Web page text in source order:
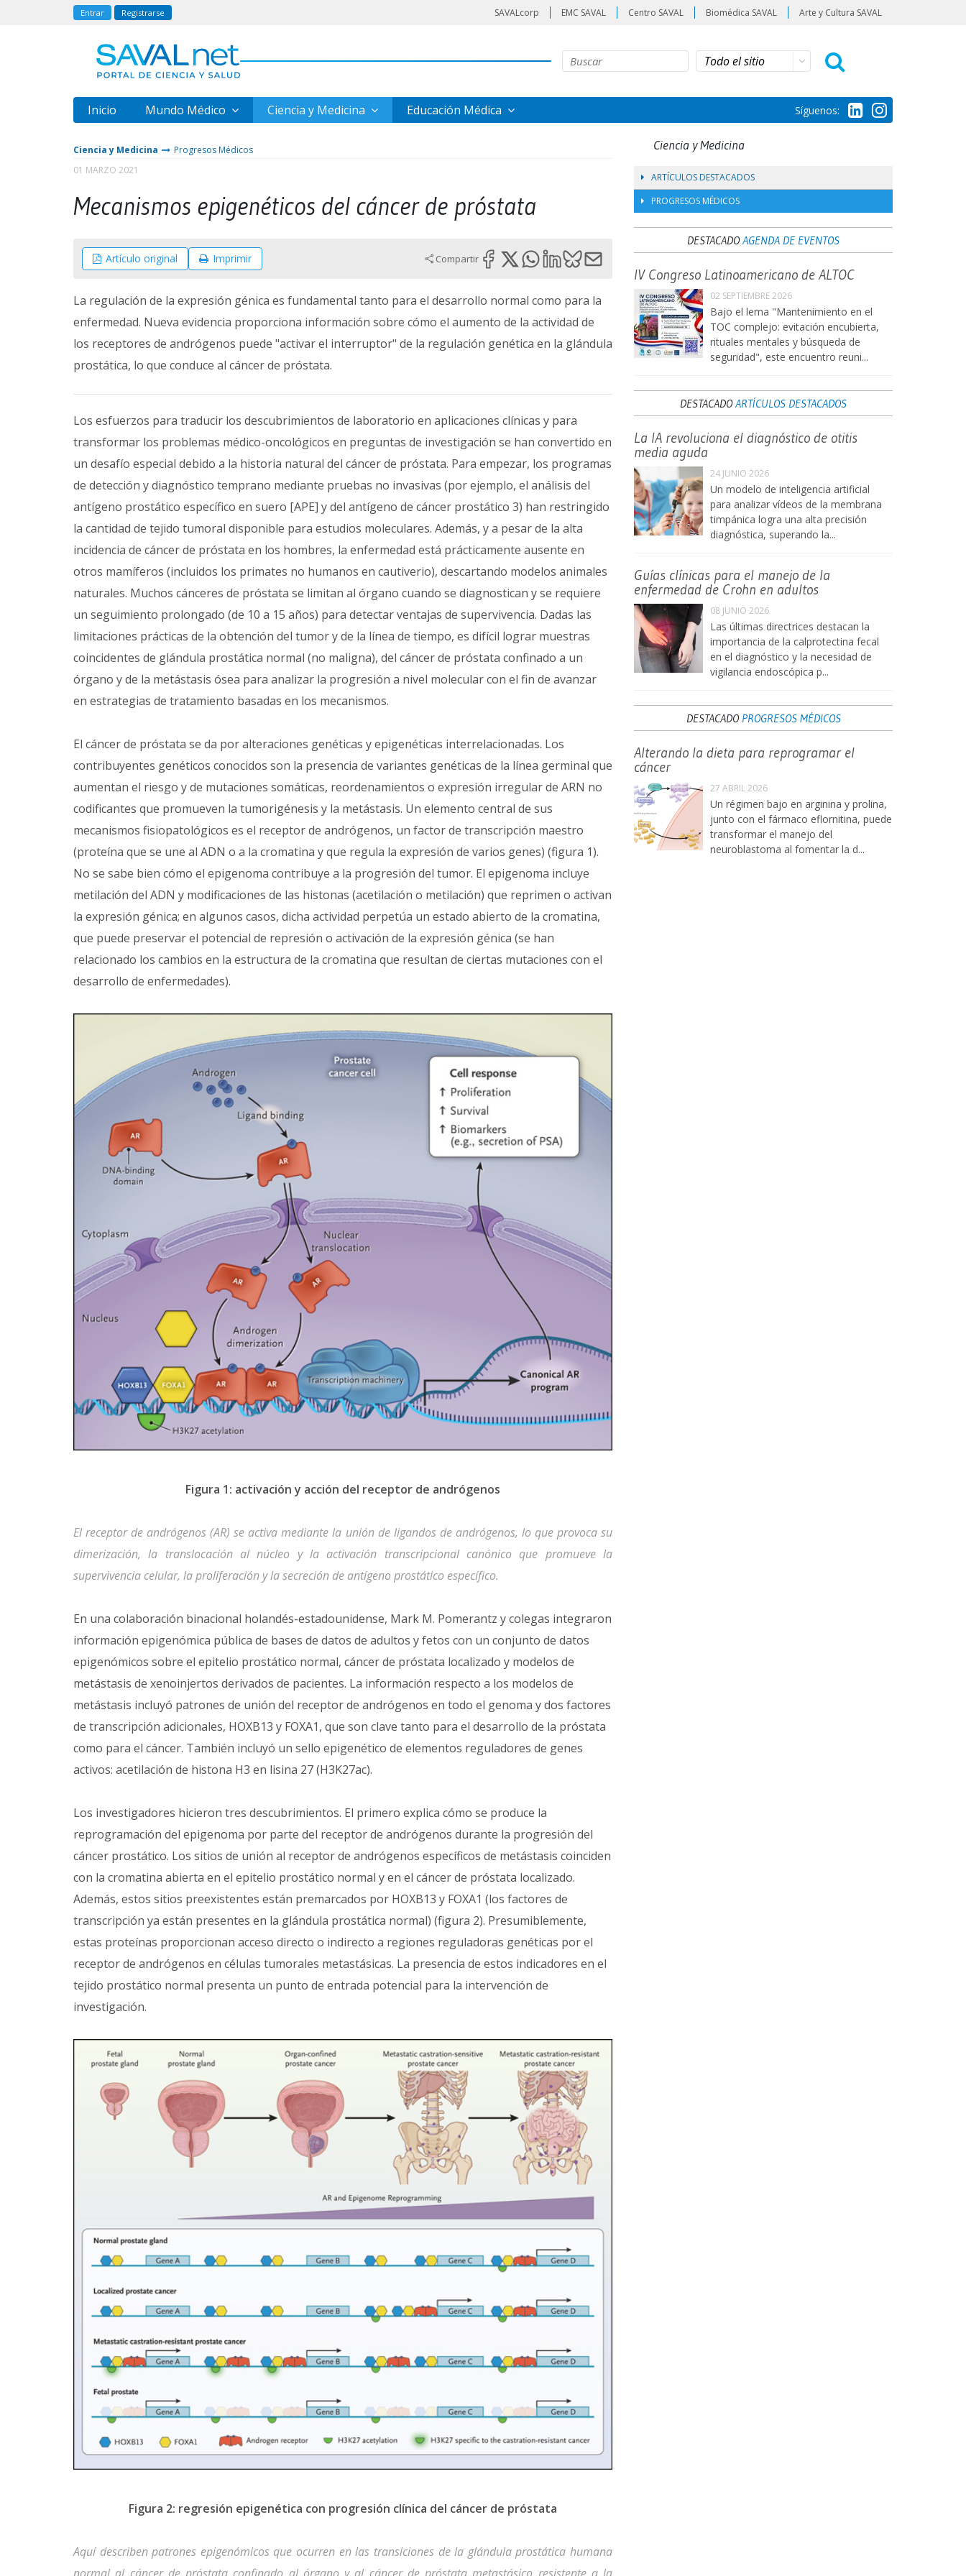
Entrar Registrarse SAVALcorp EMC SAVAL Centro SAVAL Biomédica SAVAL Arte y Cultura SAVAL
Inicio Mundo Médico Ciencia y Medicina Educación Médica Síguenos:
Ciencia y Medicina
Progresos Médicos
01 MARZO 2021
Mecanismos epigenéticos del cáncer de próstata
Artículo original Imprimir Compartir
La regulación de la expresión génica es fundamental tanto para el desarrollo normal como para la
enfermedad. Nueva evidencia proporciona información sobre cómo el aumento de la actividad de
los receptores de andrógenos puede "activar el interruptor" de la regulación genética en la glándula
prostática, lo que conduce al cáncer de próstata.
Los esfuerzos para traducir los descubrimientos de laboratorio en aplicaciones clínicas y para
transformar los problemas médico-oncológicos en preguntas de investigación se han convertido en
un desafío especial debido a la historia natural del cáncer de próstata. Para empezar, los programas
de detección y diagnóstico temprano mediante pruebas no invasivas (por ejemplo, el análisis del
antígeno prostático específico en suero [APE] y del antígeno de cáncer prostático 3) han restringido
la cantidad de tejido tumoral disponible para estudios moleculares. Además, y a pesar de la alta
incidencia de cáncer de próstata en los hombres, la enfermedad está prácticamente ausente en
otros mamíferos (incluidos los primates no humanos en cautiverio), descartando modelos animales
naturales. Muchos cánceres de próstata se limitan al órgano cuando se diagnostican y se requiere
un seguimiento prolongado (de 10 a 15 años) para detectar ventajas de supervivencia. Dadas las
limitaciones prácticas de la obtención del tumor y de la línea de tiempo, es difícil lograr muestras
coincidentes de glándula prostática normal (no maligna), del cáncer de próstata confinado a un
órgano y de la metástasis ósea para analizar la progresión a nivel molecular con el fin de avanzar
en estrategias de tratamiento basadas en los mecanismos.
El cáncer de próstata se da por alteraciones genéticas y epigenéticas interrelacionadas. Los
contribuyentes genéticos conocidos son la presencia de variantes genéticas de la línea germinal que
aumentan el riesgo y de mutaciones somáticas, reordenamientos o expresión irregular de ARN no
codificantes que promueven la tumorigénesis y la metástasis. Un elemento central de sus
mecanismos fisiopatológicos es el receptor de andrógenos, un factor de transcripción maestro
(proteína que se une al ADN o a la cromatina y que regula la expresión de varios genes) (figura 1).
No se sabe bien cómo el epigenoma contribuye a la progresión del tumor. El epigenoma incluye
metilación del ADN y modificaciones de las histonas (acetilación o metilación) que reprimen o activan
la expresión génica; en algunos casos, dicha actividad perpetúa un estado abierto de la cromatina,
que puede preservar el potencial de represión o activación de la expresión génica (se han
relacionado los cambios en la estructura de la cromatina que resultan de ciertas mutaciones con el
desarrollo de enfermedades).
Figura 1: activación y acción del receptor de andrógenos
El receptor de andrógenos (AR) se activa mediante la unión de ligandos de andrógenos, lo que provoca su
dimerización, la translocación al núcleo y la activación transcripcional canónico que promueve la
supervivencia celular, la proliferación y la secreción de antígeno prostático específico.
En una colaboración binacional holandés-estadounidense, Mark M. Pomerantz y colegas integraron
información epigenómica pública de bases de datos de adultos y fetos con un conjunto de datos
epigenómicos sobre el epitelio prostático normal, cáncer de próstata localizado y modelos de
metástasis de xenoinjertos derivados de pacientes. La información respecto a los modelos de
metástasis incluyó patrones de unión del receptor de andrógenos en todo el genoma y dos factores
de transcripción adicionales, HOXB13 y FOXA1, que son clave tanto para el desarrollo de la próstata
como para el cáncer. También incluyó un sello epigenético de elementos reguladores de genes
activos: acetilación de histona H3 en lisina 27 (H3K27ac).
Los investigadores hicieron tres descubrimientos. El primero explica cómo se produce la
reprogramación del epigenoma por parte del receptor de andrógenos durante la progresión del
cáncer prostático. Los sitios de unión al receptor de andrógenos específicos de metástasis coinciden
con la cromatina abierta en el epitelio prostático normal y en el cáncer de próstata localizado.
Además, estos sitios preexistentes están premarcados por HOXB13 y FOXA1 (los factores de
transcripción ya están presentes en la glándula prostática normal) (figura 2). Presumiblemente,
estas proteínas proporcionan acceso directo o indirecto a regiones reguladoras genéticas por el
receptor de andrógenos en células tumorales metastásicas. La presencia de estos indicadores en el
tejido prostático normal presenta un punto de entrada potencial para la intervención de
investigación.
Figura 2: regresión epigenética con progresión clínica del cáncer de próstata
Aquí describen patrones epigenómicos que ocurren en las transiciones de la glándula prostática humana
Ciencia y Medicina
ARTÍCULOS DESTACADOS
PROGRESOS MÉDICOS
DESTACADOAGENDA DE EVENTOS
IV Congreso Latinoamericano de ALTOC
02 SEPTIEMBRE 2026
Bajo el lema "Mantenimiento en el
TOC complejo: evitación encubierta,
rituales mentales y búsqueda de
seguridad", este encuentro reuni...
DESTACADOARTÍCULOS DESTACADOS
La IA revoluciona el diagnóstico de otitis
media aguda
24 JUNIO 2026
Un modelo de inteligencia artificial
para analizar vídeos de la membrana
timpánica logra una alta precisión
diagnóstica, superando la...
Guías clínicas para el manejo de la
enfermedad de Crohn en adultos
08 JUNIO 2026
Las últimas directrices destacan la
importancia de la calprotectina fecal
en el diagnóstico y la necesidad de
vigilancia endoscópica p...
DESTACADO PROGRESOS MÉDICOS
Alterando la dieta para reprogramar el
cáncer
27 ABRIL 2026
Un régimen bajo en arginina y prolina,
junto con el fármaco eflornitina, puede
transformar el manejo del
neuroblastoma al fomentar la d...